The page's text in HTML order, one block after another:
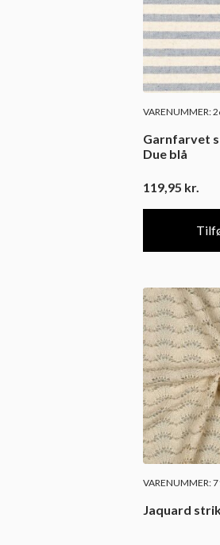
VARENUMMER:
Garnfarvet
Due blå
119,95 kr.
VARENUMMER:
Jaquard